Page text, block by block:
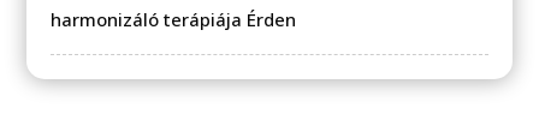
harmonizáló terápiája Érden